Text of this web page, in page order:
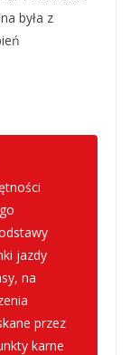
była z
jazdy
na
przez
karne